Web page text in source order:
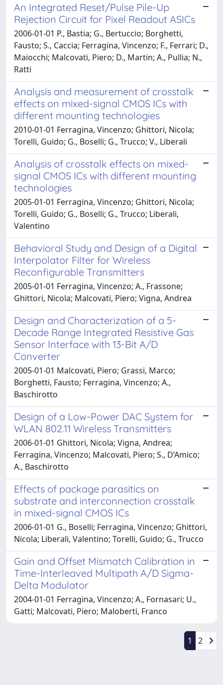
An Integrated Reset/Pulse Pile-Up
Rejection Circuit for Pixel Readout ASICs
2006-01-01 P., Bastia; G., Bertuccio; Borghetti,
Fausto; S., Caccia; Ferragina, Vincenzo; F., Ferrari; D.,
Maiocchi; Malcovati, Piero; D., Martin; A., Pullia; N.,
Ratti
Analysis and measurement of crosstalk
effects on mixed-signal CMOS ICs with
different mounting technologies
2010-01-01 Ferragina, Vincenzo; Ghittori, Nicola;
Torelli, Guido; G., Boselli; G., Trucco; V., Liberali
Analysis of crosstalk effects on mixed-
signal CMOS ICs with different mounting
technologies
2005-01-01 Ferragina, Vincenzo; Ghittori, Nicola;
Torelli, Guido; G., Boselli; G., Trucco; Liberali,
Valentino
Behavioral Study and Design of a Digital
Interpolator Filter for Wireless
Reconfigurable Transmitters
2005-01-01 Ferragina, Vincenzo; A., Frassone;
Ghittori, Nicola; Malcovati, Piero; Vigna, Andrea
Design and Characterization of a 5-
Decade Range Integrated Resistive Gas
Sensor Interface with 13-Bit A/D
Converter
2005-01-01 Malcovati, Piero; Grassi, Marco;
Borghetti, Fausto; Ferragina, Vincenzo; A.,
Baschirotto
Design of a Low-Power DAC System for
WLAN 802.11 Wireless Transmitters
2006-01-01 Ghittori, Nicola; Vigna, Andrea;
Ferragina, Vincenzo; Malcovati, Piero; S., D’Amico;
A., Baschirotto
Effects of package parasitics on
substrate and interconnection crosstalk
in mixed-signal CMOS ICs
2006-01-01 G., Boselli; Ferragina, Vincenzo; Ghittori,
Nicola; Liberali, Valentino; Torelli, Guido; G., Trucco
Gain and Offset Mismatch Calibration in
Time-Interleaved Multipath A/D Sigma-
Delta Modulator
2004-01-01 Ferragina, Vincenzo; A., Fornasari; U.,
Gatti; Malcovati, Piero; Maloberti, Franco
1 2